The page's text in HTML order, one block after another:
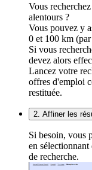
Vous
alentours ?
Vous pouvez y
0 et 100 km
Si vous
devez alors
Lancez votre
offres d'emploi
restituée.
2. Affiner les
Si besoin, vous
en sélectionnant
de recherche.